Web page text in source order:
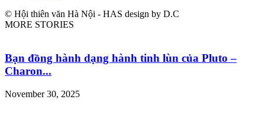
© Hội thiên văn Hà Nội - HAS design by D.C
MORE STORIES
Bạn đồng hành dạng hành tinh lùn của Pluto –
Charon...
November 30, 2025